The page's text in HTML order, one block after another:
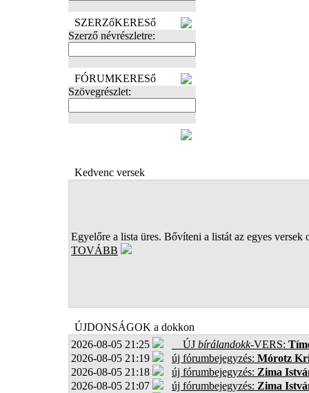
SZERZőKERESő
Szerző névrészletre:
FÓRUMKERESő
Szövegrészlet:
Kedvenc versek
Egyelőre a lista üres. Bővíteni a listát az egyes versek
TOVÁBB
ÚJDONSÁGOK a dokkon
2026-08-05 21:25
ÚJ bírálandokk-VERS:
2026-08-05 21:19
új fórumbejegyzés: Mórotz
2026-08-05 21:18
új fórumbejegyzés: Zima
2026-08-05 21:07
új fórumbejegyzés: Zima